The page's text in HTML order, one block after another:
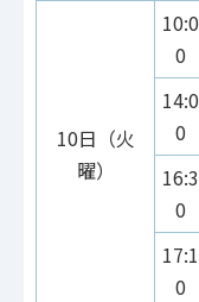
10日（火
曜）
10:0
0
14:0
0
16:3
0
17:1
0